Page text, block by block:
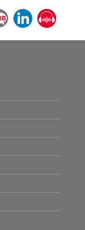
Corporate Blog
LinkedInPodcast